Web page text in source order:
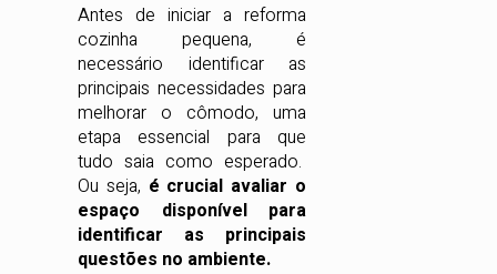
Antes de iniciar a reforma
cozinha pequena, é
necessário identificar as
principais necessidades para
melhorar o cômodo, uma
etapa essencial para que
tudo saia como esperado.
Ou seja, é crucial avaliar o
espaço disponível para
identificar as principais
questões no ambiente.